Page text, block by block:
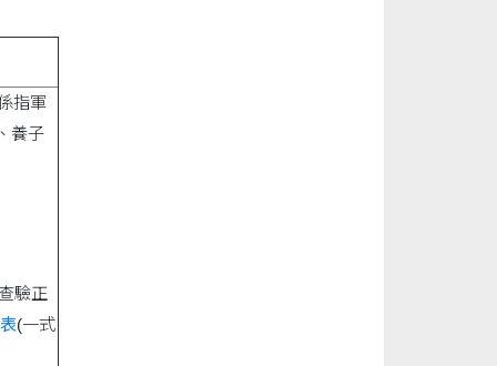
指軍
養子
驗正
(一式